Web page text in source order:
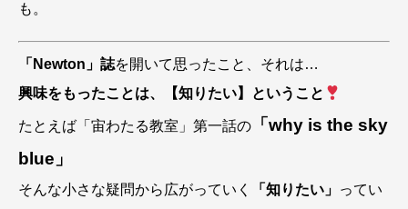
も。
「Newton」誌を開いて思ったこと、それは…
興味をもったことは、【知りたい】ということ
たとえば「宙わたる教室」第一話の
「why is the sky
blue」
そんな小さな疑問から広がっていく 「知りたい」 ってい